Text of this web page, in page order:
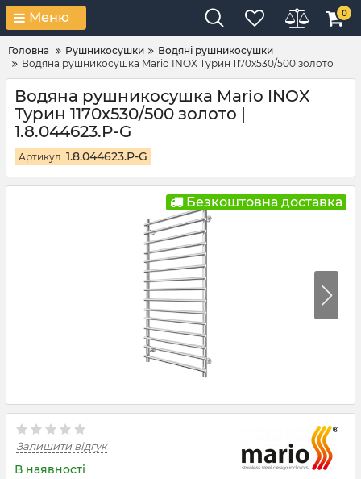
Меню 0
Головна Рушникосушки
Водяні рушникосушки
Водяна рушникосушка Mario INOX Турин 1170х530/500 золото
Водяна рушникосушка Mario INOX
Турин 1170х530/500 золото |
1.8.044623.P-G
Артикул: 1.8.044623.P-G
Безкоштовна доставка
Залишити відгук
В наявності